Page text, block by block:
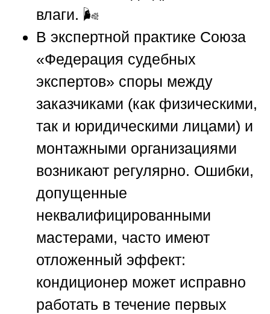
влаги. 🌬️
В экспертной практике Союза
«Федерация судебных
экспертов» споры между
заказчиками (как физическими,
так и юридическими лицами) и
монтажными организациями
возникают регулярно. Ошибки,
допущенные
неквалифицированными
мастерами, часто имеют
отложенный эффект:
кондиционер может исправно
работать в течение первых